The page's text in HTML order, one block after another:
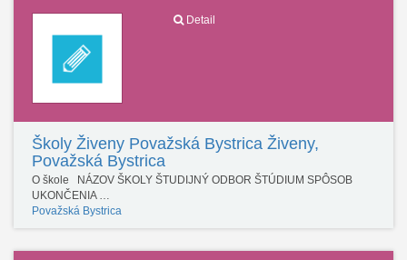
Detail
Školy Živeny Považská Bystrica Živeny,
Považská Bystrica
O škole NÁZOV ŠKOLY ŠTUDIJNÝ ODBOR ŠTÚDIUM SPÔSOB
UKONČENIA …
Považská Bystrica